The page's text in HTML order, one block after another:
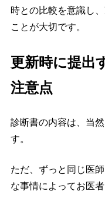
時との比較を意識し
ことが大切です。
更新時に提出
注意点
診断書の内容は、当
す。
ただ、ずっと同じ医
な事情によってお医